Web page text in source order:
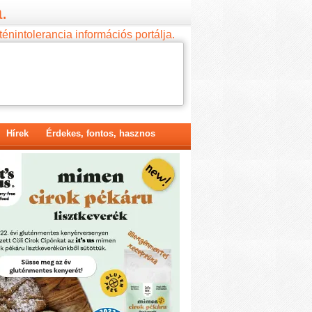
információs portálja.
Hírek Érdekes, fontos, hasznos